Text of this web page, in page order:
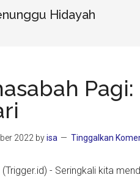
Hidayah
2022 byisa Tinggalkan
- Seringkali kita